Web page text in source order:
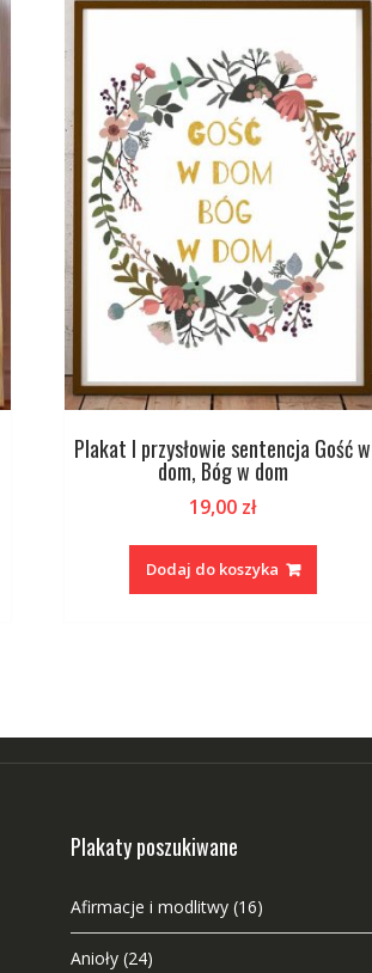
Plakat I przysłowie sentencja Gość w
dom, Bóg w dom
19,00 zł
Dodaj do koszyka
Plakaty poszukiwane
Afirmacje i modlitwy (16)
Anioły (24)